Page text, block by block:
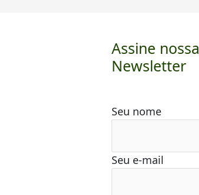
Assine nossa
Newsletter
Seu nome
Seu e-mail